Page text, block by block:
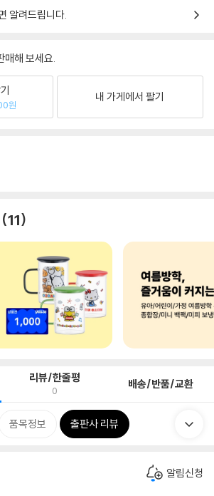
알려드립니다.
매해 보세요.
원
내 가게에서 팔기
11
리뷰/한줄평
0 배송/반품/교환
품목정보 출판사 리뷰
알림신청